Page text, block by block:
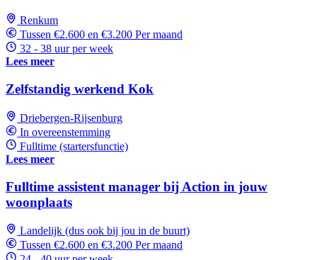
Renkum
Tussen €2.600 en €3.200 Per maand
32 - 38 uur per week
Lees meer
Zelfstandig werkend Kok
Driebergen-Rijsenburg
In overeenstemming
Fulltime (startersfunctie)
Lees meer
Fulltime assistent manager bij Action in jouw
woonplaats
Landelijk (dus ook bij jou in de buurt)
Tussen €2.600 en €3.200 Per maand